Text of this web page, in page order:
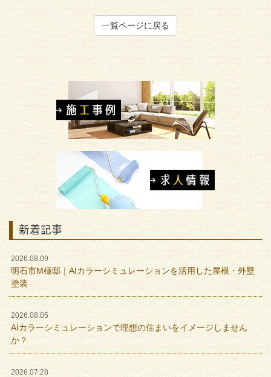
一覧ページに戻る
新着記事
2026.08.09
明石市M様邸｜AIカラーシミュレーションを活用した屋根・外壁
塗装
2026.08.05
AIカラーシミュレーションで理想の住まいをイメージしません
か？
2026.07.28